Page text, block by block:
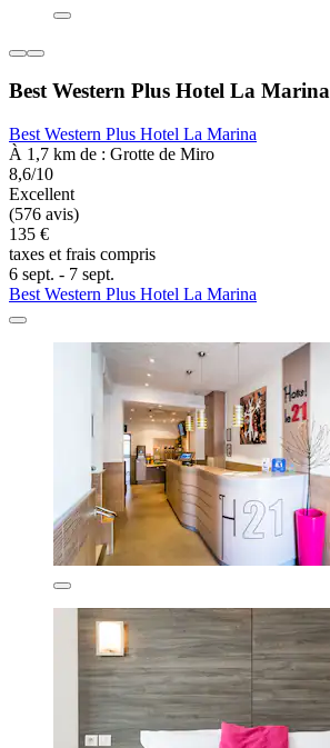
Best Western Plus Hotel La Marina
Best Western Plus Hotel La Marina
À 1,7 km de : Grotte de Miro
8,6/10
Excellent
(576 avis)
135 €
taxes et frais compris
6 sept. - 7 sept.
Best Western Plus Hotel La Marina